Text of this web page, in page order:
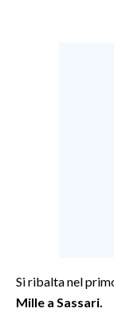
ALTRI SPORT
Si ribalta nel
Mille a Sassari.